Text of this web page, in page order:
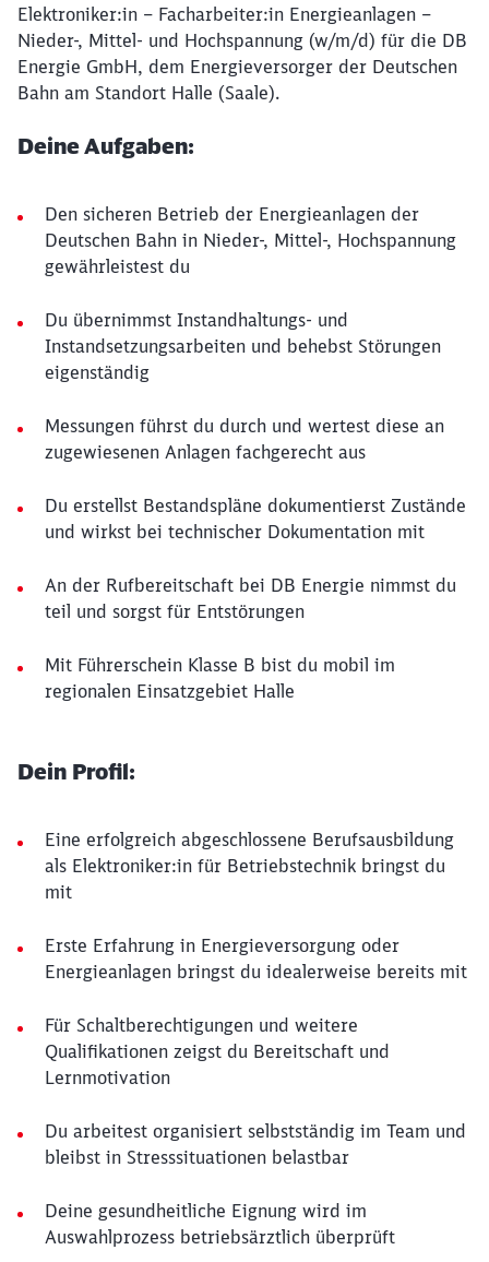
Elektroniker:in – Facharbeiter:in Energieanlagen –
Nieder-, Mittel- und Hochspannung (w/m/d) für die DB
Energie GmbH, dem Energieversorger der Deutschen
Bahn am Standort Halle (Saale).
Deine Aufgaben:
Den sicheren Betrieb der Energieanlagen der
Deutschen Bahn in Nieder-, Mittel-, Hochspannung
gewährleistest du
Du übernimmst Instandhaltungs- und
Instandsetzungsarbeiten und behebst Störungen
eigenständig
Messungen führst du durch und wertest diese an
zugewiesenen Anlagen fachgerecht aus
Du erstellst Bestandspläne dokumentierst Zustände
und wirkst bei technischer Dokumentation mit
An der Rufbereitschaft bei DB Energie nimmst du
teil und sorgst für Entstörungen
Mit Führerschein Klasse B bist du mobil im
regionalen Einsatzgebiet Halle
Dein Profil:
Eine erfolgreich abgeschlossene Berufsausbildung
als Elektroniker:in für Betriebstechnik bringst du
mit
Erste Erfahrung in Energieversorgung oder
Energieanlagen bringst du idealerweise bereits mit
Für Schaltberechtigungen und weitere
Qualifikationen zeigst du Bereitschaft und
Lernmotivation
Du arbeitest organisiert selbstständig im Team und
bleibst in Stresssituationen belastbar
Deine gesundheitliche Eignung wird im
Auswahlprozess betriebsärztlich überprüft